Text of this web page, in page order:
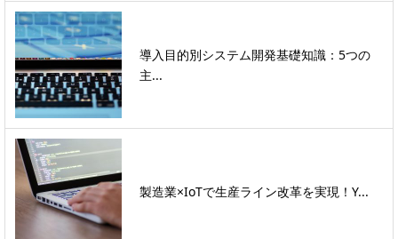
導入目的別システム開発基礎知識：5つの
主...
製造業×IoTで生産ライン改革を実現！Y...